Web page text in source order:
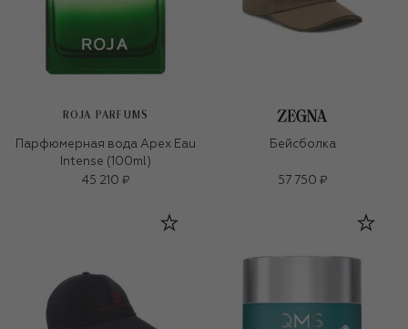
ROJA PARFUMS
Парфюмерная вода Apex Eau
Intense (100ml)
45 210 ₽
Бейсболка
57 750 ₽